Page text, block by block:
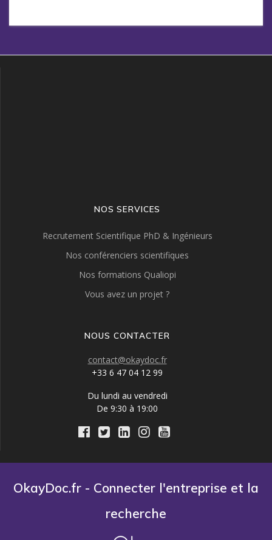
NOS SERVICES
Recrutement Scientifique PhD & Ingénieurs
Nos conférenciers scientifiques
Nos formations Qualiopi
Vous avez un projet ?
NOUS CONTACTER
contact@okaydoc.fr
+33 6 47 04 12 99
Du lundi au vendredi
De 9:30 à 19:00
OkayDoc.fr - Connecter l'entreprise et la
recherche